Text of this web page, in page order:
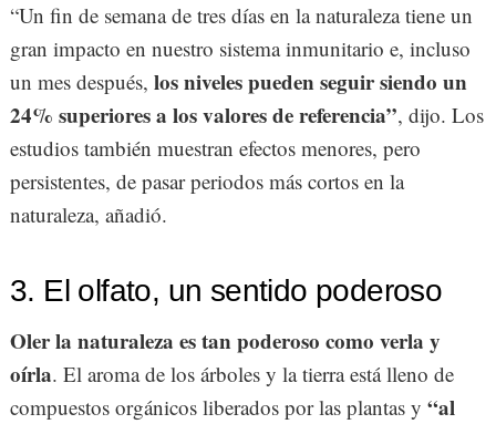
“Un fin de semana de tres días en la naturaleza tiene un
gran impacto en nuestro sistema inmunitario e, incluso
un mes después, los niveles pueden seguir siendo un
24% superiores a los valores de referencia”, dijo. Los
estudios también muestran efectos menores, pero
persistentes, de pasar periodos más cortos en la
naturaleza, añadió.
3. El olfato, un sentido poderoso
Oler la naturaleza es tan poderoso como verla y
oírla. El aroma de los árboles y la tierra está lleno de
compuestos orgánicos liberados por las plantas y “al